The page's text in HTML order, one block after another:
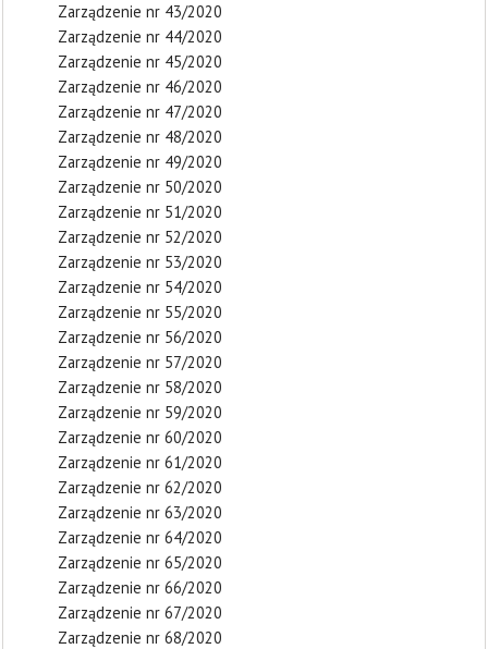
Zarządzenie nr 43/2020
Zarządzenie nr 44/2020
Zarządzenie nr 45/2020
Zarządzenie nr 46/2020
Zarządzenie nr 47/2020
Zarządzenie nr 48/2020
Zarządzenie nr 49/2020
Zarządzenie nr 50/2020
Zarządzenie nr 51/2020
Zarządzenie nr 52/2020
Zarządzenie nr 53/2020
Zarządzenie nr 54/2020
Zarządzenie nr 55/2020
Zarządzenie nr 56/2020
Zarządzenie nr 57/2020
Zarządzenie nr 58/2020
Zarządzenie nr 59/2020
Zarządzenie nr 60/2020
Zarządzenie nr 61/2020
Zarządzenie nr 62/2020
Zarządzenie nr 63/2020
Zarządzenie nr 64/2020
Zarządzenie nr 65/2020
Zarządzenie nr 66/2020
Zarządzenie nr 67/2020
Zarządzenie nr 68/2020